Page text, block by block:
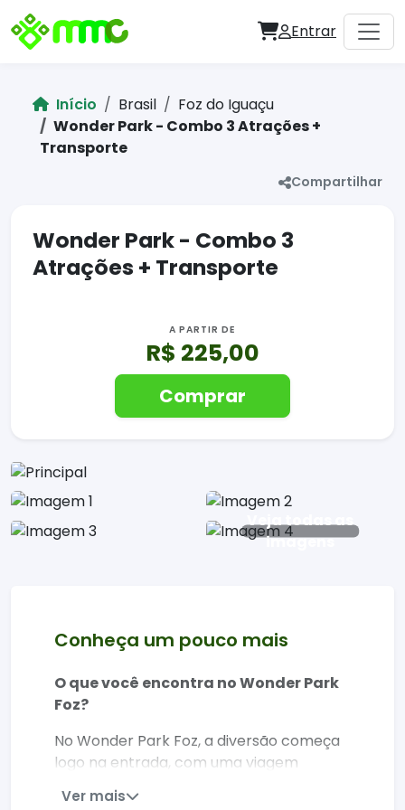
Entrar
Início Brasil
Foz do Iguaçu
Wonder Park - Combo 3 Atrações +
Transporte
Compartilhar
Wonder Park - Combo 3
Atrações + Transporte
A PARTIR DE
R$ 225,00
Comprar
Veja todas as
imagens
Conheça um pouco mais
O que você encontra no Wonder Park
Foz?
No Wonder Park Foz, a diversão começa
logo na entrada, com uma viagem
completa ao universo do cinema. O
grande destaque é o Movie Cars
Ver mais